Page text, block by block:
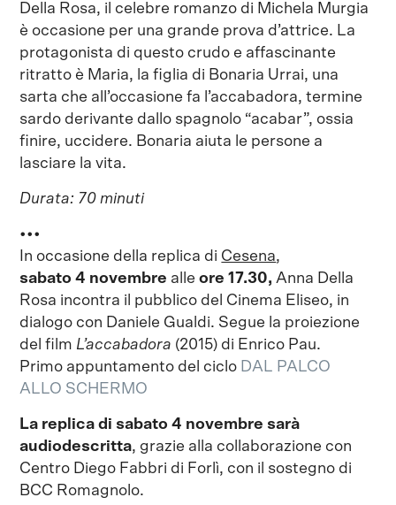
Della Rosa, il celebre romanzo di Michela Murgia
è occasione per una grande prova d’attrice. La
protagonista di questo crudo e affascinante
ritratto è Maria, la figlia di Bonaria Urrai, una
sarta che all’occasione fa l’accabadora, termine
sardo derivante dallo spagnolo “acabar”, ossia
finire, uccidere. Bonaria aiuta le persone a
lasciare la vita.
Durata: 70 minuti
•••
In occasione della replica di Cesena,
sabato 4 novembre alleore 17.30,Anna Della
Rosa incontra il pubblico del Cinema Eliseo, in
dialogo con Daniele Gualdi. Segue la proiezione
del film L’accabadora (2015) di Enrico Pau.
Primo appuntamento del ciclo DAL PALCO
ALLO SCHERMO
La replica di sabato 4 novembre sarà
audiodescritta, grazie alla collaborazione con
Centro Diego Fabbri di Forlì, con il sostegno di
BCC Romagnolo.